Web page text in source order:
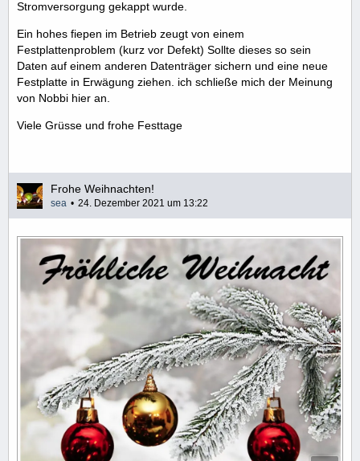
Stromversorgung gekappt wurde.
Ein hohes fiepen im Betrieb zeugt von einem
Festplattenproblem (kurz vor Defekt) Sollte dieses so sein
Daten auf einem anderen Datenträger sichern und eine neue
Festplatte in Erwägung ziehen. ich schließe mich der Meinung
von Nobbi hier an.
Viele Grüsse und frohe Festtage
Frohe Weihnachten!
sea 24. Dezember 2021 um 13:22